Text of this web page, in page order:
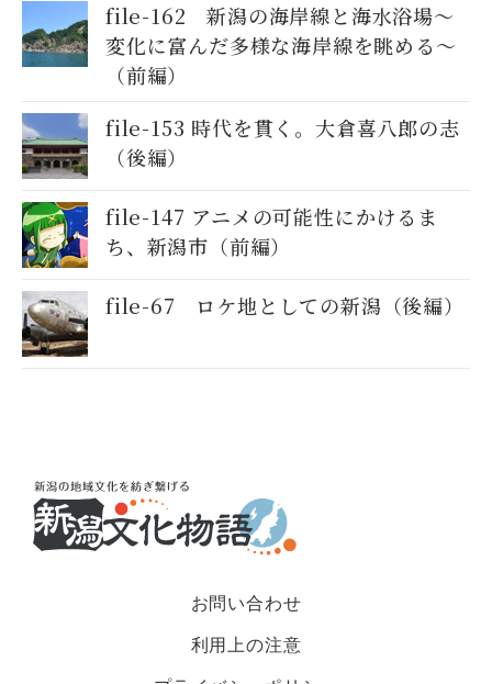
file-162 新潟の海岸線と海水浴場～
変化に富んだ多様な海岸線を眺める～
（前編）
file-153 時代を貫く。大倉喜八郎の志
（後編）
file-147 アニメの可能性にかけるま
ち、新潟市（前編）
file-67 ロケ地としての新潟（後編）
お問い合わせ
利用上の注意